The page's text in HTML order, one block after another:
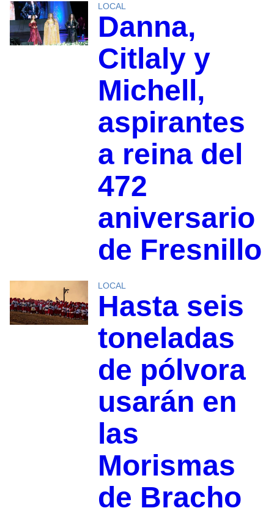
LOCAL
Danna,
Citlaly y
Michell,
aspirantes
a reina del
472
aniversario
de Fresnillo
LOCAL
Hasta seis
toneladas
de pólvora
usarán en
las
Morismas
de Bracho